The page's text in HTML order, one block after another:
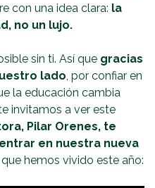
con una idea clara: la
no un lujo.
sin ti. Así que gracias
lado , por confiar en
la educación cambia
invitamos a ver este
Pilar Orenes, te
en nuestra nueva
hemos vivido este año: